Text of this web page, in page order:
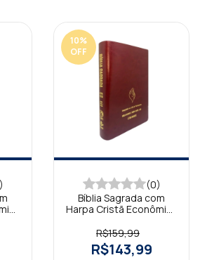
10%
OFF
(0)
Bíblia Sagrada com
Harpa Cristã Econômica
(Pentecostes)
R$159,99
R$143,99